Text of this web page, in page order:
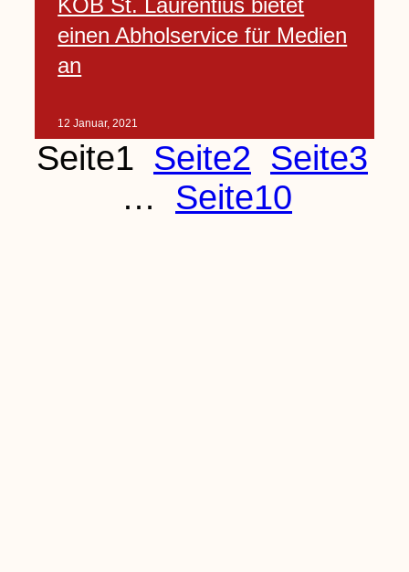
einen Abholservice für Medien
an
12 Januar, 2021
Seite1 Seite2 Seite3
…
Seite10